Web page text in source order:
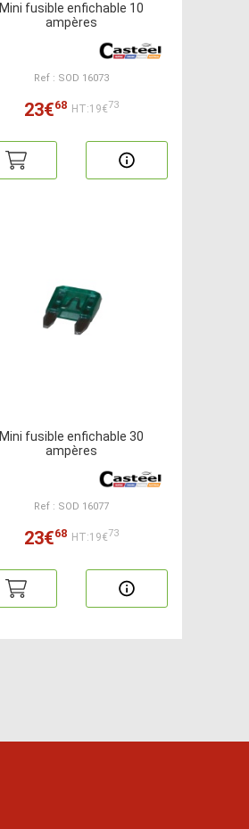
Mini fusible enfichable 10
ampères
Ref : SOD 16073
23€68 HT:19€73
Mini fusible enfichable 30
ampères
Ref : SOD 16077
23€68 HT:19€73